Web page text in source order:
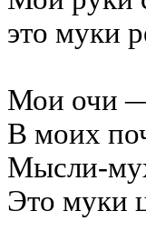
это муки
Мои очи —
В моих
Мысли-
Это муки